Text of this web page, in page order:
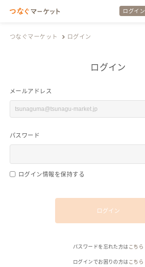
カテゴリから探す
特集から探す
カテゴリから探す
特集から探す
ログイン
つなぐマーケット ログイン
ログイン
メールアドレス
パスワード
ログイン情報を保持する
ログイン
パスワードを忘れた方は こちら
ログインでお困りの方は こちら